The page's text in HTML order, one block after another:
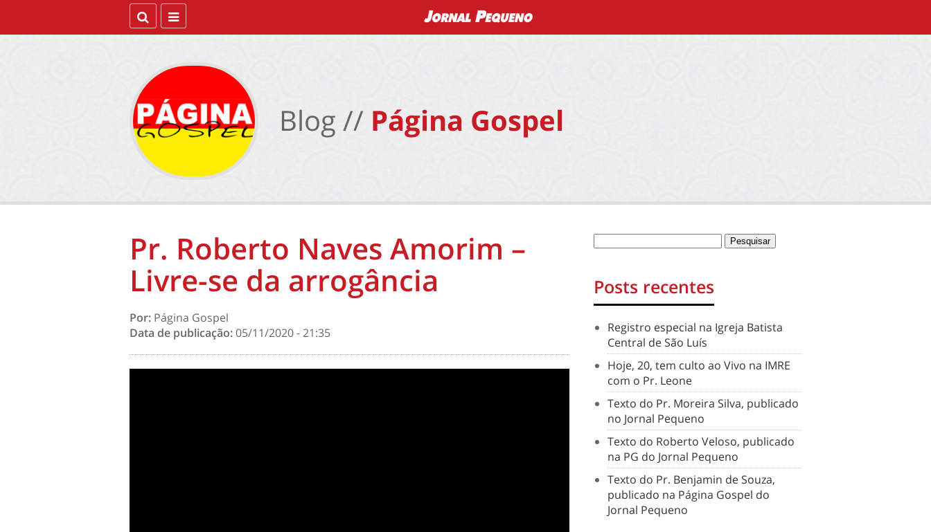
Blog // Página Gospel
Pr. Roberto Naves Amorim –
Livre-se da arrogância
Por: Página Gospel
Data de publicação:05/11/2020 - 21:35
Posts recentes
Registro especial na Igreja Batista
Central de São Luís
Hoje, 20, tem culto ao Vivo na IMRE
com o Pr. Leone
Texto do Pr. Moreira Silva, publicado
no Jornal Pequeno
Texto do Roberto Veloso, publicado
na PG do Jornal Pequeno
Texto do Pr. Benjamin de Souza,
publicado na Página Gospel do
Jornal Pequeno